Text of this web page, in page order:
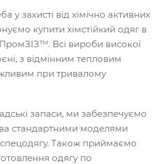
у захисті від хімічно активних
купити хімстійкий одяг в
ПромЗІЗ™. Всі вироби високої
з відмінним тепловим
при тривалому
запаси, ми забезпечуємо
стандартними моделями
спецодягу. Також приймаємо
одягу по